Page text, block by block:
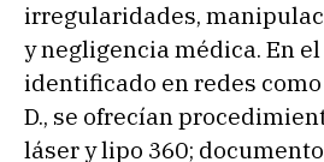
irregularidades,
y negligencia médica. En
identificado en redes como
D., se ofrecían
láser y lipo 360;